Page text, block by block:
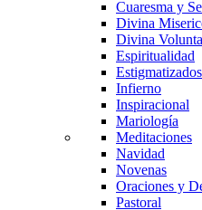
Cuaresma y
Divina
Divina
Espiritualidad
Infierno
Inspiracional
Mariología
Meditaciones
Navidad
Novenas
Oraciones y
Pastoral